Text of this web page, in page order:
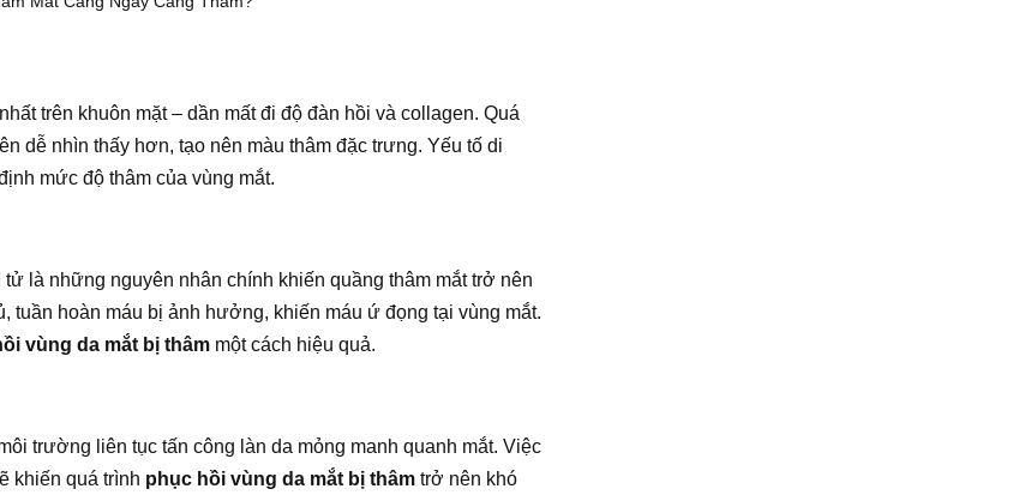
trên khuôn mặt – dần mất đi độ đàn hồi và collagen. Quá
dễ nhìn thấy hơn, tạo nên màu thâm đặc trưng. Yếu tố di
mức độ thâm của vùng mắt.
là những nguyên nhân chính khiến quầng thâm mắt trở nên
hoàn máu bị ảnh hưởng, khiến máu ứ đọng tại vùng mắt.
vùng da mắt bị thâm một cách hiệu quả.
trường liên tục tấn công làn da mỏng manh quanh mắt. Việc
khiến quá trình phục hồi vùng da mắt bị thâm trở nên khó